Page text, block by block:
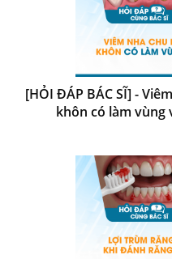
[HỎI ĐÁP BÁC SĨ] -
khôn có làm vùng